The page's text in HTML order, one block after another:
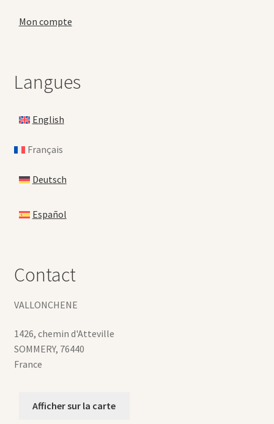
Mon compte
Langues
English
Français
Deutsch
Español
Contact
VALLONCHENE
1426, chemin d'Atteville
SOMMERY, 76440
France
Afficher sur la carte